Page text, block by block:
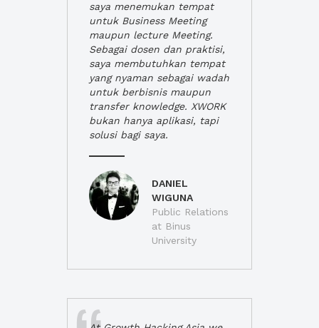
saya menemukan tempat
untuk Business Meeting
maupun lecture Meeting.
Sebagai dosen dan praktisi,
saya membutuhkan tempat
yang nyaman sebagai wadah
untuk berbisnis maupun
transfer knowledge. XWORK
bukan hanya aplikasi, tapi
solusi bagi saya.
DANIEL
WIGUNA
Public Relations
at Binus
University